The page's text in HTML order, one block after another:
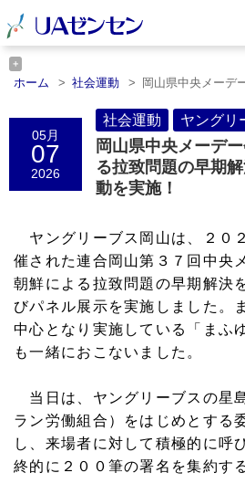
ホーム 社会運動
岡山県中央メーデ
ホーム
ヤングリーブス
岡山県中央
拉致……
ホーム
岡山県中央メーデー会
05月
07
2026
社会運動 ヤングリ
岡山県中央メーデ
る拉致問題の早期
動を実施！
ヤングリーブス岡山は、２０
催された連合岡山第３７回中央
朝鮮による拉致問題の早期解決
びパネル展示を実施しました。
中心となり実施している「まふ
も一緒におこないました。
当日は、ヤングリーブスの星
ラン労働組合）をはじめとする
し、来場者に対して積極的に呼
終的に２００筆の署名を集約す